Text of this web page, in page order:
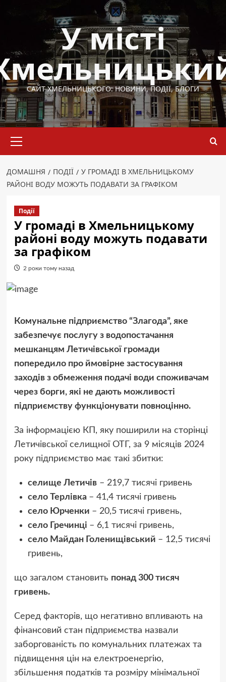
У місті
САЙТ ХМЕЛЬНИЦЬКОГО: НОВИНИ, ПОДІЇ, БЛОГИ
меню
ДОМАШНЯ ПОДІЇ
У ГРОМАДІ В ХМЕЛЬНИЦЬКОМУ
РАЙОНІ ВОДУ МОЖУТЬ ПОДАВАТИ ЗА ГРАФІКОМ
Події
У громаді в Хмельницькому
районі воду можуть подавати
за графіком
2 роки тому назад
Комунальне підприємство “Злагода”, яке
забезпечує послугу з водопостачання
мешканцям Летичівської громади
попередило про ймовірне застосування
заходів з обмеження подачі води споживачам
через борги, які не дають можливості
підприємству функціонувати повноцінно.
За інформацією КП, яку поширили на сторінці
Летичівської селищної ОТГ, за 9 місяців 2024
року підприємство має такі збитки:
селище Летичів– 219,7 тисячі гривень
село Терлівка – 41,4 тисячі гривень
село Юрченки – 20,5 тисячі гривень,
село Гречинці – 6,1 тисячі гривень,
село Майдан Голенищівський – 12,5 тисячі
гривень,
що загалом становить понад 300 тисяч
гривень.
Серед факторів, що негативно впливають на
фінансовий стан підприємства назвали
заборгованість по комунальних платежах та
підвищення цін на електроенергію,
збільшення податків та розміру мінімальної